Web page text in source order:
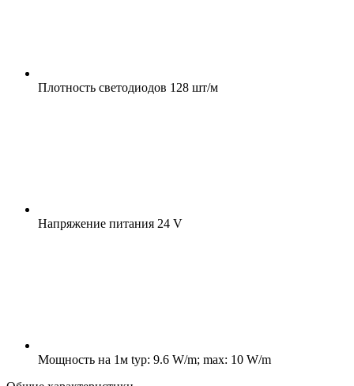
Плотность светодиодов 128 шт/м
Напряжение питания 24 V
Мощность на 1м typ: 9.6 W/m; max: 10 W/m